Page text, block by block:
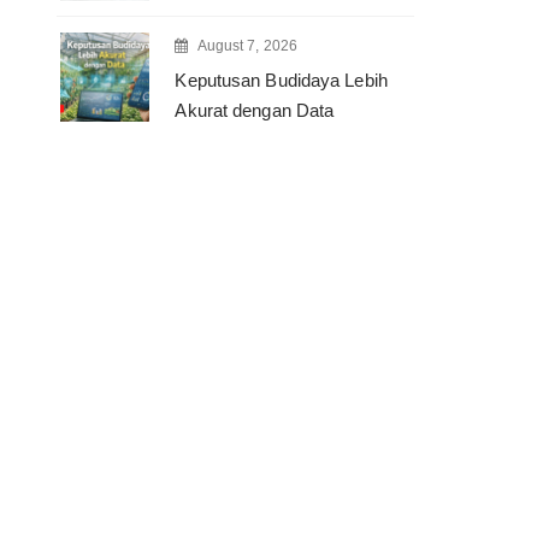
August 7, 2026
Keputusan Budidaya Lebih
Akurat dengan Data